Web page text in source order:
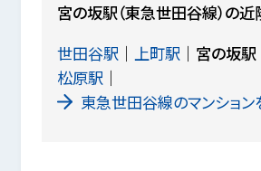
宮の坂駅（東急世田谷線）の
世田谷駅
上町駅 宮の坂駅
松原駅
東急世田谷線のマンション